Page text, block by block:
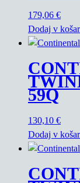
179,06 €
Dodaj v
59Q
130,10 €
Dodaj v